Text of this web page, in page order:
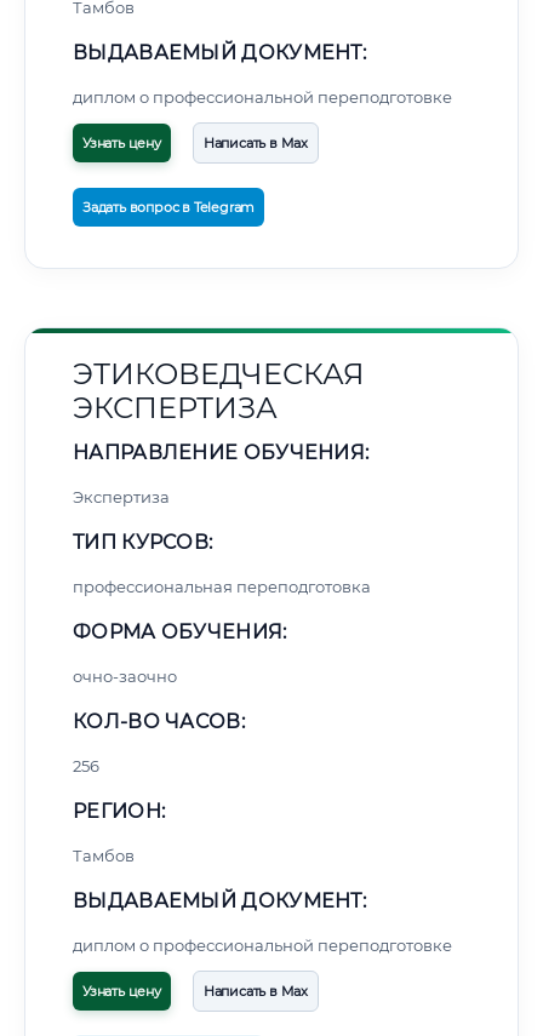
Тамбов
ВЫДАВАЕМЫЙ ДОКУМЕНТ:
диплом о профессиональной переподготовке
Узнать цену Написать в Max
Задать вопрос в Telegram
ЭТИКОВЕДЧЕСКАЯ
ЭКСПЕРТИЗА
НАПРАВЛЕНИЕ ОБУЧЕНИЯ:
Экспертиза
ТИП КУРСОВ:
профессиональная переподготовка
ФОРМА ОБУЧЕНИЯ:
очно-заочно
КОЛ-ВО ЧАСОВ:
256
РЕГИОН:
Тамбов
ВЫДАВАЕМЫЙ ДОКУМЕНТ:
диплом о профессиональной переподготовке
Узнать цену Написать в Max